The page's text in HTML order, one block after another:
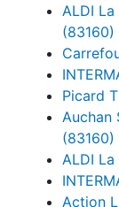
ALDI
(83160)
Picard
Auchan
(83160)
ALDI
Action